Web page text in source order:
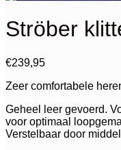
Ströber
€239,95
Zeer comfortabele
Geheel leer gevoerd.
voor optimaal
Verstelbaar door